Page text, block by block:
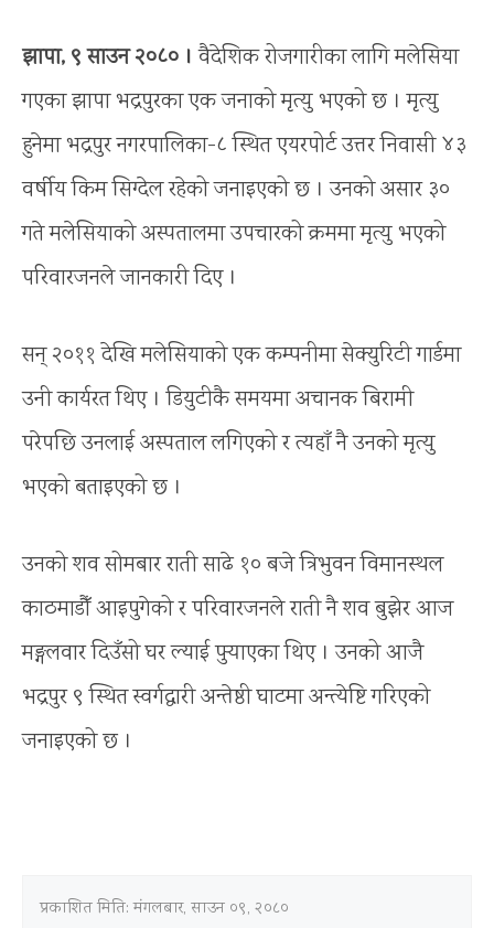
झापा, ९ साउन २०८० । वैदेशिक रोजगारीका लागि मलेसिया
गएका झापा भद्रपुरका एक जनाको मृत्यु भएको छ । मृत्यु
हुनेमा भद्रपुर नगरपालिका-८ स्थित एयरपोर्ट उत्तर निवासी ४३
वर्षीय किम सिग्देल रहेको जनाइएको छ । उनको असार ३०
गते मलेसियाको अस्पतालमा उपचारको क्रममा मृत्यु भएको
परिवारजनले जानकारी दिए ।
सन् २०११ देखि मलेसियाको एक कम्पनीमा सेक्युरिटी गार्डमा
उनी कार्यरत थिए । डियुटीकै समयमा अचानक बिरामी
परेपछि उनलाई अस्पताल लगिएको र त्यहाँ नै उनको मृत्यु
भएको बताइएको छ ।
उनको शव सोमबार राती साढे १० बजे त्रिभुवन विमानस्थल
काठमाडौँ आइपुगेको र परिवारजनले राती नै शव बुझेर आज
मङ्गलवार दिउँसो घर ल्याई पुर्‍याएका थिए । उनको आजै
भद्रपुर ९ स्थित स्वर्गद्वारी अन्तेष्ठी घाटमा अन्त्येष्टि गरिएको
जनाइएको छ ।
प्रकाशित मिति:मंगलबार, साउन ०९, २०८०